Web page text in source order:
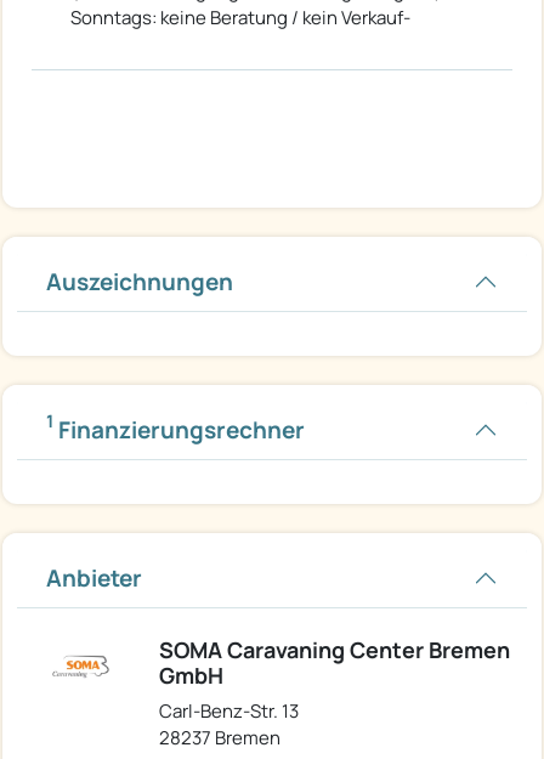
Sonntags: keine Beratung / kein Verkauf-
Auszeichnungen
1 Finanzierungsrechner
Anbieter
SOMA Caravaning Center Bremen
GmbH
Carl-Benz-Str. 13
28237 Bremen